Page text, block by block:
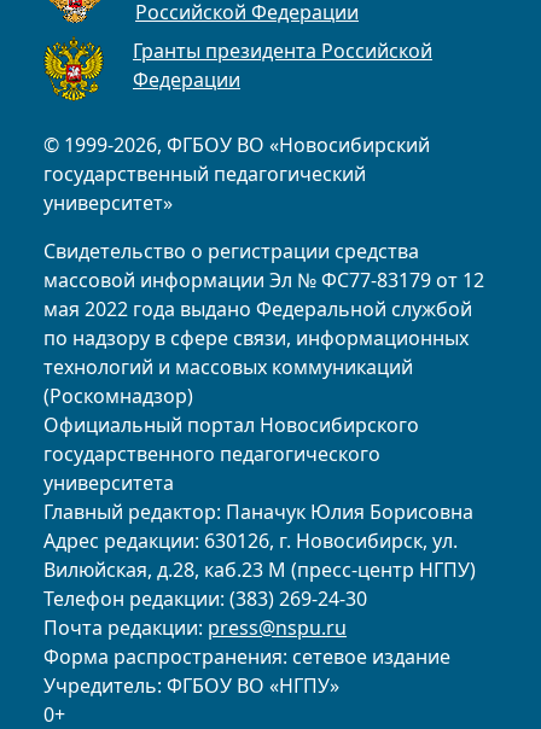
© 1999-2026, ФГБОУ ВО «Новосибирский
государственный педагогический
университет»
Свидетельство о регистрации средства
массовой информации Эл № ФС77-83179 от 12
мая 2022 года выдано Федеральной службой
по надзору в сфере связи, информационных
технологий и массовых коммуникаций
(Роскомнадзор)
Официальный портал Новосибирского
государственного педагогического
университета
Главный редактор: Паначук Юлия Борисовна
Адрес редакции: 630126, г. Новосибирск, ул.
Вилюйская, д.28, каб.23 М (пресс-центр НГПУ)
Телефон редакции: (383) 269-24-30
Почта редакции: press@nspu.ru
Форма распространения: сетевое издание
Учредитель: ФГБОУ ВО «НГПУ»
0+
Российской Федерации
Гранты президента Российской
Федерации